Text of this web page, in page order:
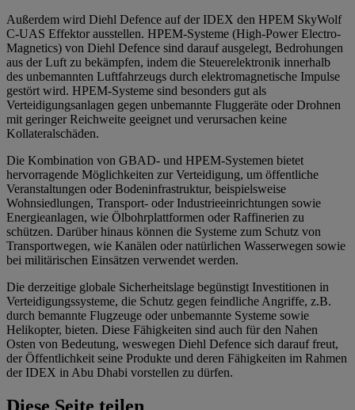
Außerdem wird Diehl Defence auf der IDEX den HPEM SkyWolf
C-UAS Effektor ausstellen. HPEM-Systeme (High-Power Electro-
Magnetics) von Diehl Defence sind darauf ausgelegt, Bedrohungen
aus der Luft zu bekämpfen, indem die Steuerelektronik innerhalb
des unbemannten Luftfahrzeugs durch elektromagnetische Impulse
gestört wird. HPEM-Systeme sind besonders gut als
Verteidigungsanlagen gegen unbemannte Fluggeräte oder Drohnen
mit geringer Reichweite geeignet und verursachen keine
Kollateralschäden.
Die Kombination von GBAD- und HPEM-Systemen bietet
hervorragende Möglichkeiten zur Verteidigung, um öffentliche
Veranstaltungen oder Bodeninfrastruktur, beispielsweise
Wohnsiedlungen, Transport- oder Industrieeinrichtungen sowie
Energieanlagen, wie Ölbohrplattformen oder Raffinerien zu
schützen. Darüber hinaus können die Systeme zum Schutz von
Transportwegen, wie Kanälen oder natürlichen Wasserwegen sowie
bei militärischen Einsätzen verwendet werden.
Die derzeitige globale Sicherheitslage begünstigt Investitionen in
Verteidigungssysteme, die Schutz gegen feindliche Angriffe, z.B.
durch bemannte Flugzeuge oder unbemannte Systeme sowie
Helikopter, bieten. Diese Fähigkeiten sind auch für den Nahen
Osten von Bedeutung, weswegen Diehl Defence sich darauf freut,
der Öffentlichkeit seine Produkte und deren Fähigkeiten im Rahmen
der IDEX in Abu Dhabi vorstellen zu dürfen.
Diese Seite teilen